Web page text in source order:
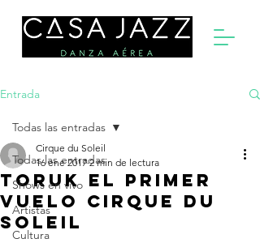
Entrada
Todas las entradas
Shows en vivo
Artistas
Cultura
Todas las entradas
Toruk El primer
vuelo Cirque du
Soleil
Cirque du Soleil
16 ene 2017 2 min de lectura